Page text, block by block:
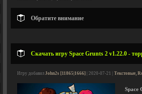
Обратите внимание
Скачать игру Space Grunts 2 v1.22.0 -
Игру добавил John2s [11865|1666] | 2020-07-21 | Текстовые,
Space